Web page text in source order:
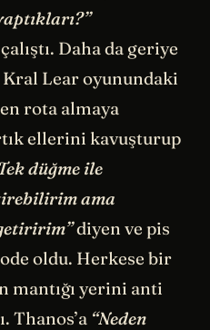
Daha da geriye
Kral Lear oyunundaki
rota almaya
ellerini kavuşturup
düğme ile
ama
diyen ve pis
oldu. Herkese bir
mantığı yerini anti
Thanos’a “Neden